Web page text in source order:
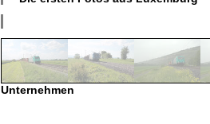
Unternehmen